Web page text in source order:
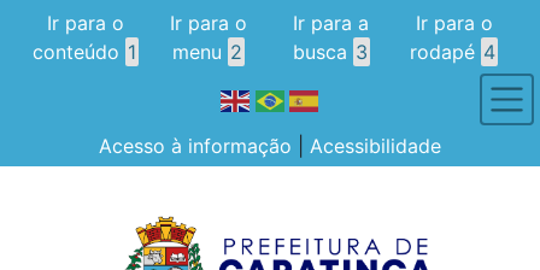
Ir para o
conteúdo 1
Ir para o
menu 2
Ir para a
busca 3
Ir para o
rodapé 4
Acesso à informação Acessibilidade